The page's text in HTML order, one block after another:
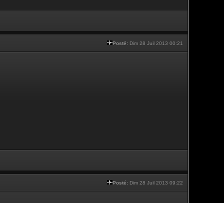
Posté: Dim 28 Juil 2013 00:21
Posté: Dim 28 Juil 2013 09:22